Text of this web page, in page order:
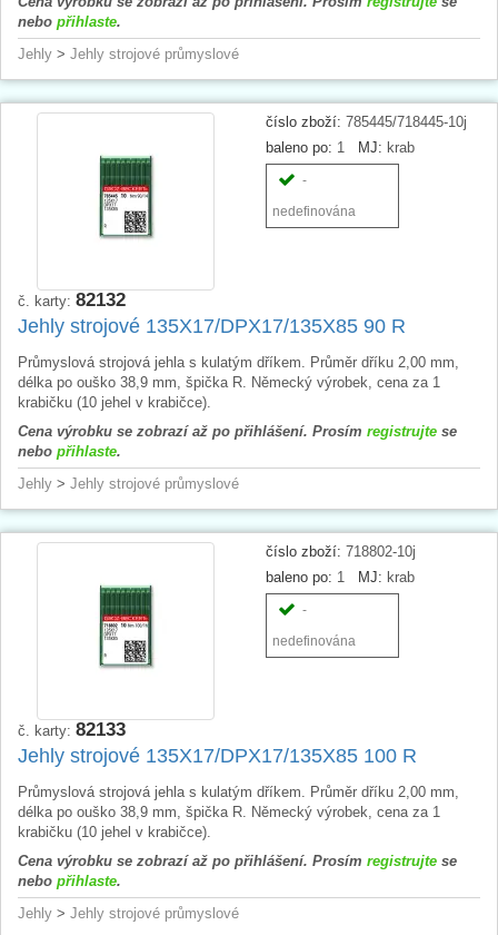
nebo přihlaste.
Jehly > Jehly strojové průmyslové
číslo zboží: 785445/718445-10j
baleno po: 1 MJ: krab
-
nedefinována
č. karty: 82132
Jehly strojové 135X17/DPX17/135X85 90 R
Průmyslová strojová jehla s kulatým dříkem. Průměr dříku 2,00 mm,
délka po ouško 38,9 mm, špička R. Německý výrobek, cena za 1
krabičku (10 jehel v krabičce).
Cena výrobku se zobrazí až po přihlášení. Prosím registrujte se
nebo přihlaste.
Jehly > Jehly strojové průmyslové
číslo zboží: 718802-10j
baleno po: 1 MJ: krab
-
nedefinována
č. karty: 82133
Jehly strojové 135X17/DPX17/135X85 100 R
Průmyslová strojová jehla s kulatým dříkem. Průměr dříku 2,00 mm,
délka po ouško 38,9 mm, špička R. Německý výrobek, cena za 1
krabičku (10 jehel v krabičce).
Cena výrobku se zobrazí až po přihlášení. Prosím registrujte se
nebo přihlaste.
Jehly > Jehly strojové průmyslové